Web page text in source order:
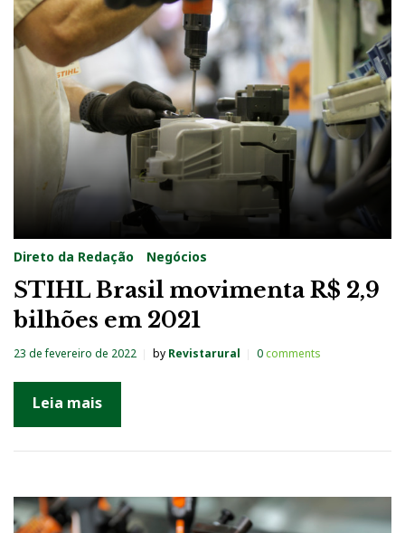
Direto da Redação Negócios
STIHL Brasil movimenta R$ 2,9
bilhões em 2021
23 de fevereiro de 2022 by Revistarural 0comments
Leia mais